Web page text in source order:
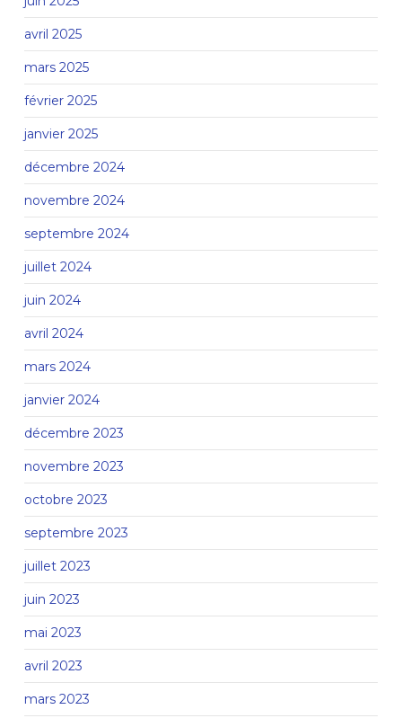
avril 2025
mars 2025
février 2025
janvier 2025
décembre 2024
novembre 2024
septembre 2024
juillet 2024
juin 2024
avril 2024
mars 2024
janvier 2024
décembre 2023
novembre 2023
octobre 2023
septembre 2023
juillet 2023
juin 2023
mai 2023
avril 2023
mars 2023